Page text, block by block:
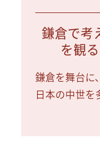
鎌倉で考
を観
鎌倉を舞台に
日本の中世を